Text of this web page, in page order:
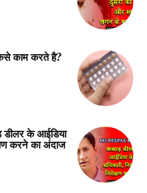
कैसे काम करते है?
के आईडिया
करने का अंदाज